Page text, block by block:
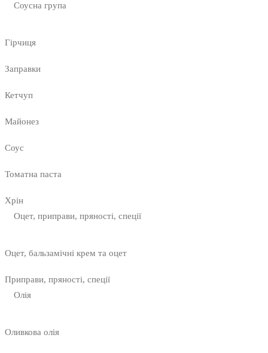
Соусна група
Гірчиця
Заправки
Кетчуп
Майонез
Соус
Томатна паста
Хрін
Оцет, приправи, пряності, спеції
Оцет, бальзамічні крем та оцет
Приправи, пряності, спеції
Олія
Оливкова олія